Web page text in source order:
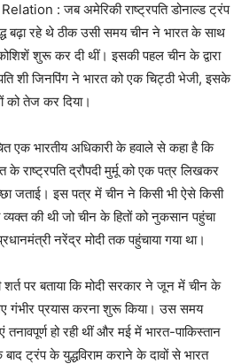
: जब अमेरिकी राष्ट्रपति डोनाल्ड ट्रंप
बढ़ा रहे थे ठीक उसी समय चीन ने भारत के साथ
शुरू कर दी थीं। इसकी पहल चीन के द्वारा
शी जिनपिंग ने भारत को एक चिट्ठी भेजी, इसके
को तेज कर दिया।
एक भारतीय अधिकारी के हवाले से कहा है कि
के राष्ट्रपति द्रौपदी मुर्मू को एक पत्र लिखकर
जताई। इस पत्र में चीन ने किसी भी ऐसे किसी
की थी जो चीन के हितों को नुकसान पहुंचा
नरेंद्र मोदी तक पहुंचाया गया था।
पर बताया कि मोदी सरकार ने जून में चीन के
गंभीर प्रयास करना शुरू किया। उस समय
तनावपूर्ण हो रही थीं और मई में भारत-पाकिस्तान
ट्रंप के युद्धविराम कराने के दावों से भारत